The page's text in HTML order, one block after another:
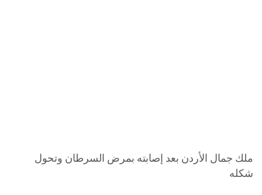
ملك جمال الأردن بعد إصابته بمرض السرطان وتحول
شكله